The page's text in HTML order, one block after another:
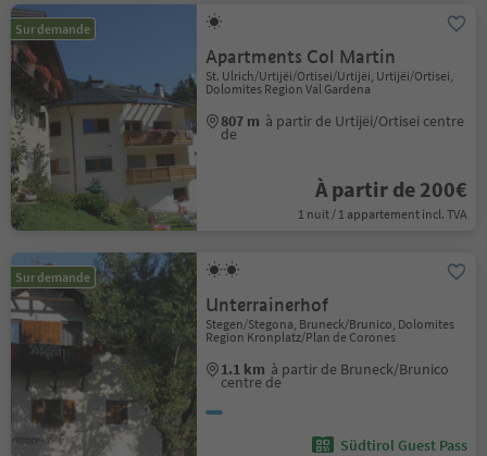
Sur demande
Apartments Col Martin
St. Ulrich/Urtijëi/Ortisei/Urtijëi, Urtijëi/Ortisei,
Dolomites Region Val Gardena
807 m à partir de Urtijëi/Ortisei centre
de
À partir de 200€
1 nuit / 1 appartement incl. TVA
Sur demande
Unterrainerhof
Stegen/Stegona, Bruneck/Brunico, Dolomites
Region Kronplatz/Plan de Corones
1.1 km à partir de Bruneck/Brunico
centre de
Südtirol Guest Pass